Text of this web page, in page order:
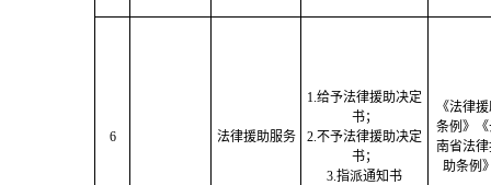
6 法律援助服务
1.给予法律援助决定
书；
2.不予法律援助决定
书；
3.指派通知书
《法律
条例》《
南省法律
助条例